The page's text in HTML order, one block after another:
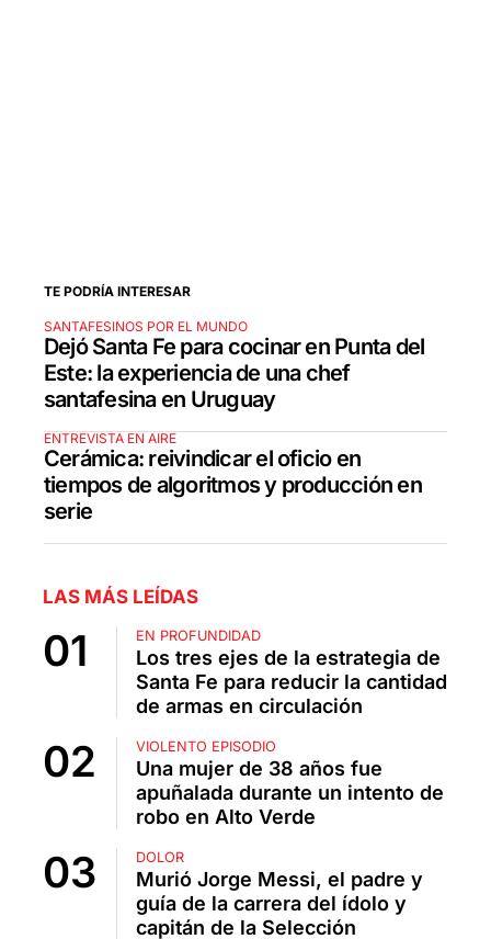
TE PODRÍA INTERESAR
SANTAFESINOS POR EL MUNDO
Dejó Santa Fe para cocinar en Punta del
Este: la experiencia de una chef
santafesina en Uruguay
ENTREVISTA EN AIRE
Cerámica: reivindicar el oficio en
tiempos de algoritmos y producción en
serie
LAS MÁS LEÍDAS
EN PROFUNDIDAD
Los tres ejes de la estrategia de
Santa Fe para reducir la cantidad
de armas en circulación
VIOLENTO EPISODIO
Una mujer de 38 años fue
apuñalada durante un intento de
robo en Alto Verde
DOLOR
Murió Jorge Messi, el padre y
guía de la carrera del ídolo y
capitán de la Selección